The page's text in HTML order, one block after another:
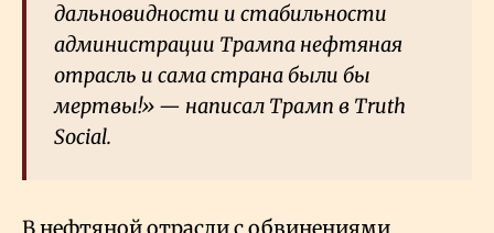
дальновидности и стабильности
администрации Трампа нефтяная
отрасль и сама страна были бы
мертвы!» — написал Трамп в Truth
Social.